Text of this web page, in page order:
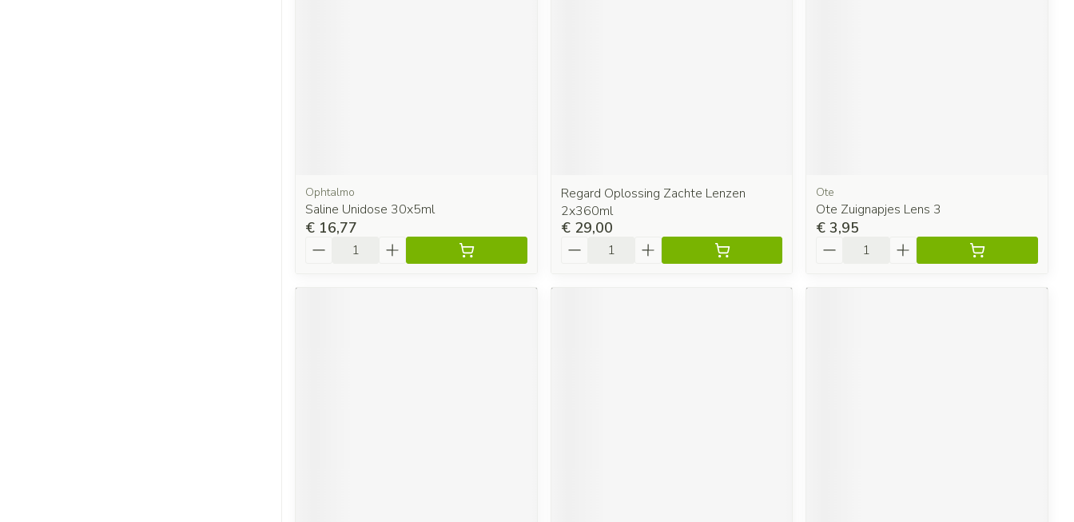
Ophtalmo
Saline Unidose 30x5ml
€ 16,77
Regard Oplossing Zachte Lenzen
2x360ml
€ 29,00
Ote
Ote Zuignapjes Lens 3
€ 3,95